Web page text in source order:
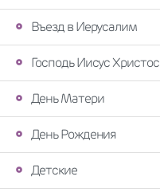
Въезд в Иерусалим
Господь Иисус Христос
День Матери
День Рождения
Детские